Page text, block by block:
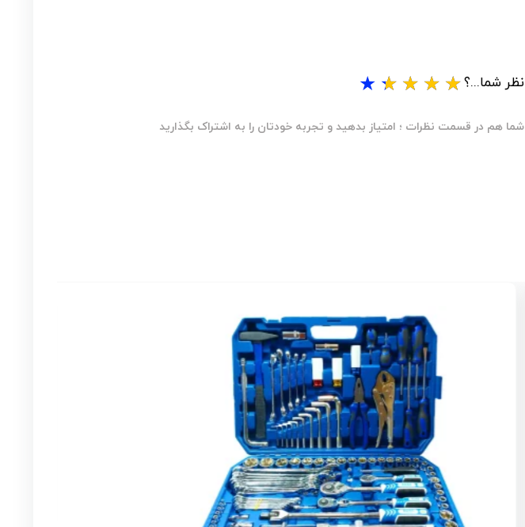
نظر شما...؟★
★
★
★
★
شما هم در قسمت نظرات ؛ امتیاز بدهید و تجربه خودتان را به اشتراک بگذارید